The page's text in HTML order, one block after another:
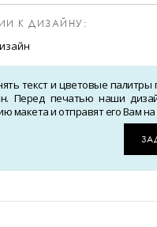
К ДИЗАЙНУ:
текст и цветовые палитры
Перед печатью наши
макета и отправят его Вам на